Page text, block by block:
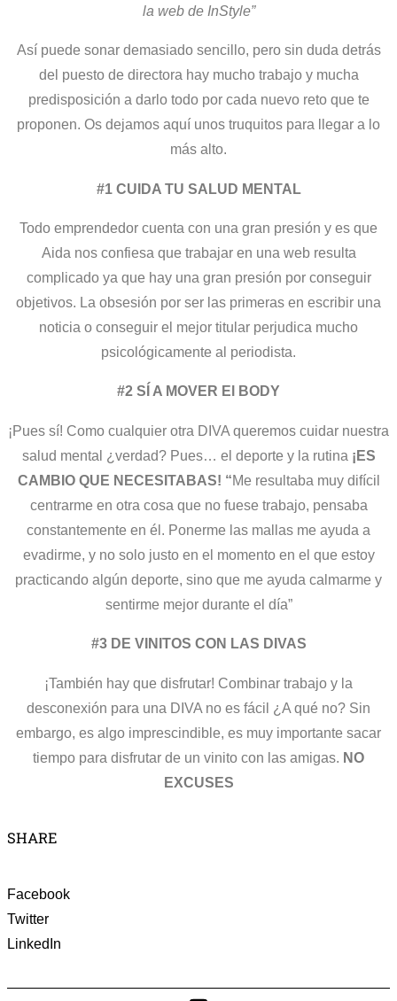
la web de InStyle”
Así puede sonar demasiado sencillo, pero sin duda detrás
del puesto de directora hay mucho trabajo y mucha
predisposición a darlo todo por cada nuevo reto que te
proponen. Os dejamos aquí unos truquitos para llegar a lo
más alto.
#1 CUIDA TU SALUD MENTAL
Todo emprendedor cuenta con una gran presión y es que
Aida nos confiesa que trabajar en una web resulta
complicado ya que hay una gran presión por conseguir
objetivos. La obsesión por ser las primeras en escribir una
noticia o conseguir el mejor titular perjudica mucho
psicológicamente al periodista.
#2 SÍ A MOVER El BODY
¡Pues sí! Como cualquier otra DIVA queremos cuidar nuestra
salud mental ¿verdad? Pues… el deporte y la rutina ¡ES
CAMBIO QUE NECESITABAS! “Me resultaba muy difícil
centrarme en otra cosa que no fuese trabajo, pensaba
constantemente en él. Ponerme las mallas me ayuda a
evadirme, y no solo justo en el momento en el que estoy
practicando algún deporte, sino que me ayuda calmarme y
sentirme mejor durante el día”
#3 DE VINITOS CON LAS DIVAS
¡También hay que disfrutar! Combinar trabajo y la
desconexión para una DIVA no es fácil ¿A qué no? Sin
embargo, es algo imprescindible, es muy importante sacar
tiempo para disfrutar de un vinito con las amigas. NO
EXCUSES
SHARE
Facebook
Twitter
LinkedIn